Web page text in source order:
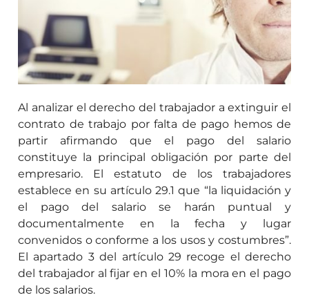
Al analizar el derecho del trabajador a extinguir el
contrato de trabajo por falta de pago hemos de
partir afirmando que el pago del salario
constituye la principal obligación por parte del
empresario. El estatuto de los trabajadores
establece en su artículo 29.1 que “la liquidación y
el pago del salario se harán puntual y
documentalmente en la fecha y lugar
convenidos o conforme a los usos y costumbres”.
El apartado 3 del artículo 29 recoge el derecho
del trabajador al fijar en el 10% la mora en el pago
de los salarios.